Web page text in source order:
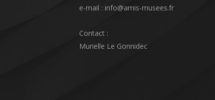
e-mail : info@amis-musees.fr
Contact :
Murielle Le Gonnidec